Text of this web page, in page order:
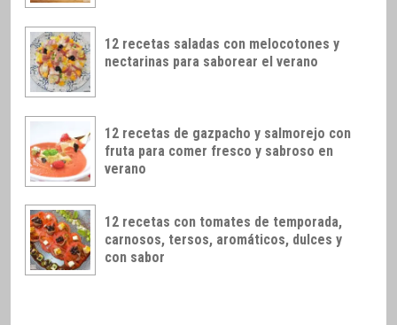
12 recetas saladas con melocotones y
nectarinas para saborear el verano
12 recetas de gazpacho y salmorejo con
fruta para comer fresco y sabroso en
verano
12 recetas con tomates de temporada,
carnosos, tersos, aromáticos, dulces y
con sabor